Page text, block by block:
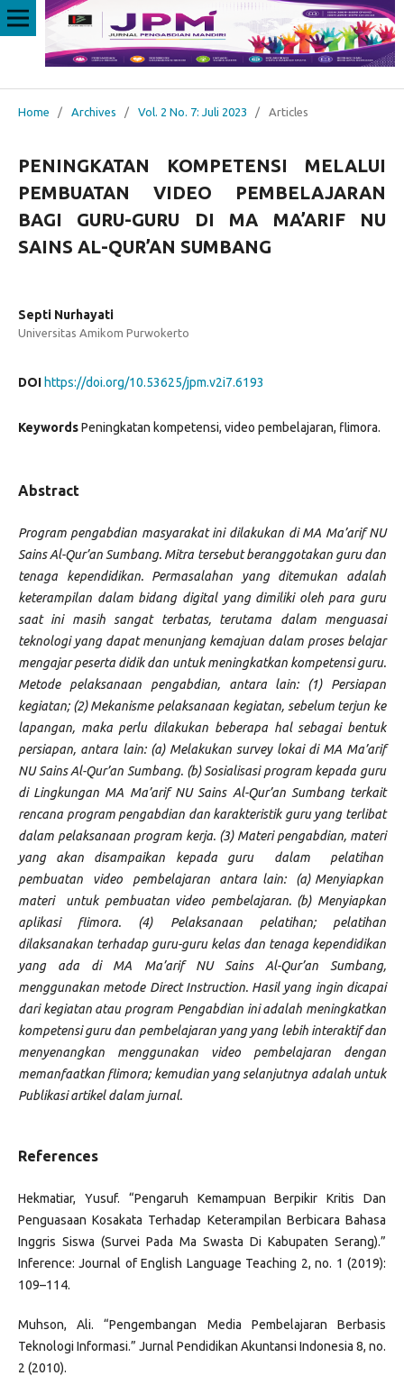
Home / Archives / Vol. 2 No. 7: Juli 2023 / Articles
PENINGKATAN KOMPETENSI MELALUI
PEMBUATAN VIDEO PEMBELAJARAN
BAGI GURU-GURU DI MA MA’ARIF NU
SAINS AL-QUR’AN SUMBANG
Septi Nurhayati
Universitas Amikom Purwokerto
DOI https://doi.org/10.53625/jpm.v2i7.6193
KeywordsPeningkatan kompetensi, video pembelajaran, flimora.
Abstract
Program pengabdian masyarakat ini dilakukan di MA Ma’arif NU
Sains Al-Qur’an Sumbang. Mitra tersebut beranggotakan guru dan
tenaga kependidikan. Permasalahan yang ditemukan adalah
keterampilan dalam bidang digital yang dimiliki oleh para guru
saat ini masih sangat terbatas, terutama dalam menguasai
teknologi yang dapat menunjang kemajuan dalam proses belajar
mengajar peserta didik dan untuk meningkatkan kompetensi guru.
Metode pelaksanaan pengabdian, antara lain: (1) Persiapan
kegiatan; (2) Mekanisme pelaksanaan kegiatan, sebelum terjun ke
lapangan, maka perlu dilakukan beberapa hal sebagai bentuk
persiapan, antara lain: (a) Melakukan survey lokai di MA Ma’arif
NU Sains Al-Qur’an Sumbang. (b) Sosialisasi program kepada guru
di Lingkungan MA Ma’arif NU Sains Al-Qur’an Sumbang terkait
rencana program pengabdian dan karakteristik guru yang terlibat
dalam pelaksanaan program kerja. (3) Materi pengabdian, materi
yang akan disampaikan kepada guru dalam pelatihan
pembuatan video pembelajaran antara lain: (a) Menyiapkan
materi untuk pembuatan video pembelajaran. (b) Menyiapkan
aplikasi flimora. (4) Pelaksanaan pelatihan; pelatihan
dilaksanakan terhadap guru-guru kelas dan tenaga kependidikan
yang ada di MA Ma’arif NU Sains Al-Qur’an Sumbang,
menggunakan metode Direct Instruction. Hasil yang ingin dicapai
dari kegiatan atau program Pengabdian ini adalah meningkatkan
kompetensi guru dan pembelajaran yang yang lebih interaktif dan
menyenangkan menggunakan video pembelajaran dengan
memanfaatkan flimora; kemudian yang selanjutnya adalah untuk
Publikasi artikel dalam jurnal.
References
Hekmatiar, Yusuf. “Pengaruh Kemampuan Berpikir Kritis Dan
Penguasaan Kosakata Terhadap Keterampilan Berbicara Bahasa
Inggris Siswa (Survei Pada Ma Swasta Di Kabupaten Serang).”
Inference: Journal of English Language Teaching 2, no. 1 (2019):
109–114.
Muhson, Ali. “Pengembangan Media Pembelajaran Berbasis
Teknologi Informasi.” Jurnal Pendidikan Akuntansi Indonesia 8, no.
2 (2010).